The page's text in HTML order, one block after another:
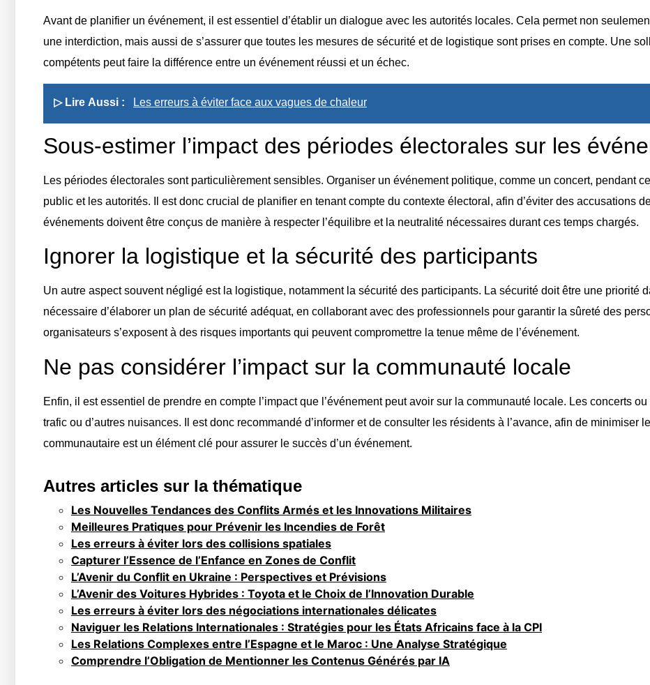
Avant de planifier un événement, il est essentiel d’établir un dialogue avec les autorités locales. Cela permet non
une interdiction, mais aussi de s’assurer que toutes les mesures de sécurité et de logistique sont prises en compte. Une
compétents peut faire la différence entre un événement réussi et un échec.
▷ Lire Aussi : Les erreurs à éviter face aux vagues de chaleur
Sous-estimer l’impact des périodes électorales sur les
Les périodes électorales sont particulièrement sensibles. Organiser un événement politique, comme un concert, pendant
public et les autorités. Il est donc crucial de planifier en tenant compte du contexte électoral, afin d’éviter des accusations
événements doivent être conçus de manière à respecter l’équilibre et la neutralité nécessaires durant ces temps chargés.
Ignorer la logistique et la sécurité des participants
Un autre aspect souvent négligé est la logistique, notamment la sécurité des participants. La sécurité doit être une priorité
nécessaire d’élaborer un plan de sécurité adéquat, en collaborant avec des professionnels pour garantir la sûreté des
organisateurs s’exposent à des risques importants qui peuvent compromettre la tenue même de l’événement.
Ne pas considérer l’impact sur la communauté locale
Enfin, il est essentiel de prendre en compte l’impact que l’événement peut avoir sur la communauté locale. Les concerts
trafic ou d’autres nuisances. Il est donc recommandé d’informer et de consulter les résidents à l’avance, afin de minimiser
communautaire est un élément clé pour assurer le succès d’un événement.
Autres articles sur la thématique
Les Nouvelles Tendances des Conflits Armés et les Innovations Militaires
Meilleures Pratiques pour Prévenir les Incendies de Forêt
Les erreurs à éviter lors des collisions spatiales
Capturer l’Essence de l’Enfance en Zones de Conflit
L’Avenir du Conflit en Ukraine : Perspectives et Prévisions
L’Avenir des Voitures Hybrides : Toyota et le Choix de l’Innovation Durable
Les erreurs à éviter lors des négociations internationales délicates
Naviguer les Relations Internationales : Stratégies pour les États Africains face à la CPI
Les Relations Complexes entre l’Espagne et le Maroc : Une Analyse Stratégique
Comprendre l’Obligation de Mentionner les Contenus Générés par IA